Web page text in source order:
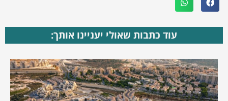
עוד כתבות שאולי יעניינו אותך: